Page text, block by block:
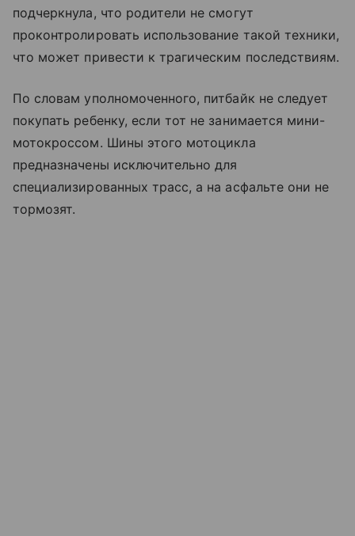
подчеркнула, что родители не смогут
проконтролировать использование такой техники,
что может привести к трагическим последствиям.
По словам уполномоченного, питбайк не следует
покупать ребенку, если тот не занимается мини-
мотокроссом. Шины этого мотоцикла
предназначены исключительно для
специализированных трасс, а на асфальте они не
тормозят.